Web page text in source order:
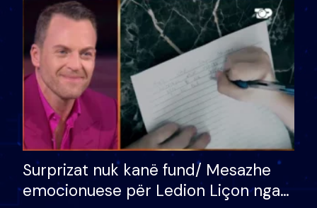
mungojë zilja e mëngjesit kur…
Surprizat nuk kanë fund/ Mesazhe
emocionuese për Ledion Liçon nga